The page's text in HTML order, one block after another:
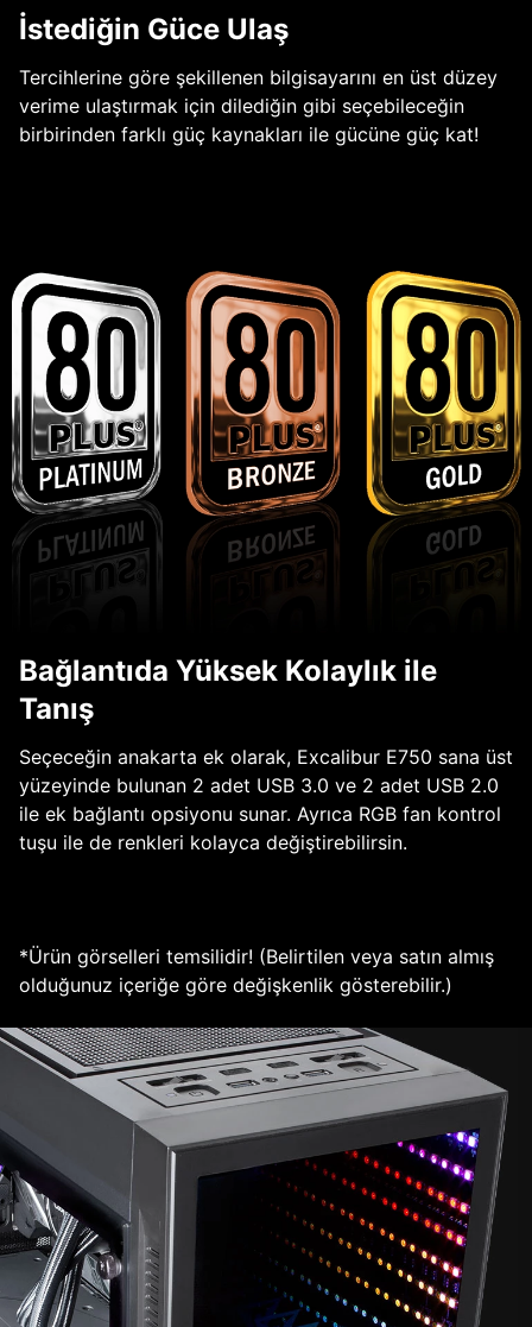
İstediğin Güce Ulaş
Tercihlerine göre şekillenen bilgisayarını en üst düzey
verime ulaştırmak için dilediğin gibi seçebileceğin
birbirinden farklı güç kaynakları ile gücüne güç kat!
Bağlantıda Yüksek Kolaylık ile
Tanış
Seçeceğin anakarta ek olarak, Excalibur E750 sana üst
yüzeyinde bulunan 2 adet USB 3.0 ve 2 adet USB 2.0
ile ek bağlantı opsiyonu sunar. Ayrıca RGB fan kontrol
tuşu ile de renkleri kolayca değiştirebilirsin.
*Ürün görselleri temsilidir! (Belirtilen veya satın almış
olduğunuz içeriğe göre değişkenlik gösterebilir.)